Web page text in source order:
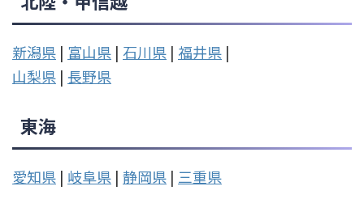
新潟県 | 富山県 | 石川県 | 福井県 |
山梨県 | 長野県
東海
愛知県 | 岐阜県 | 静岡県 | 三重県